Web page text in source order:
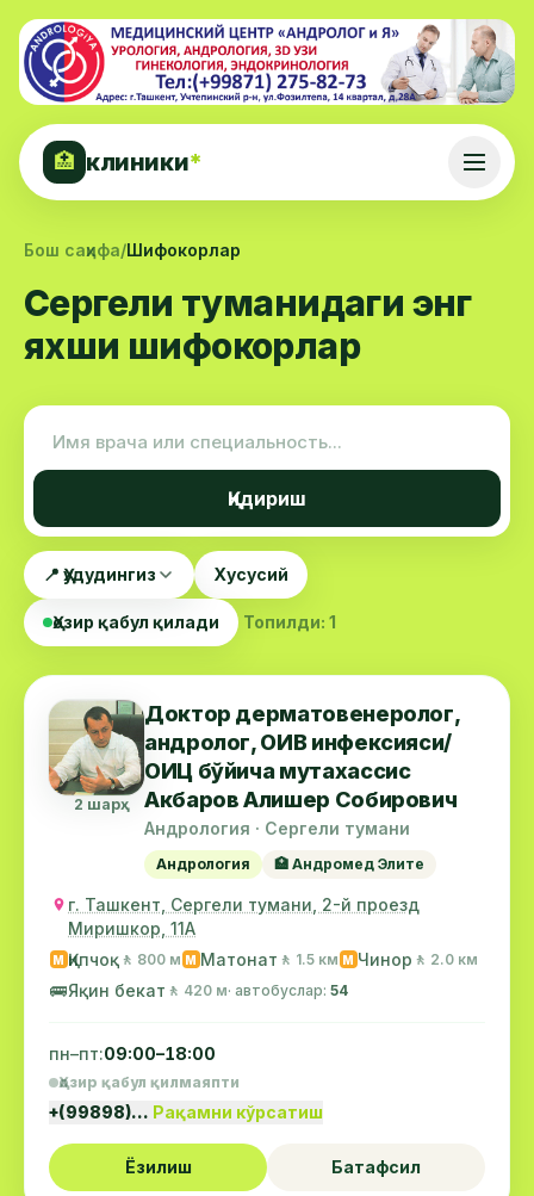
🏥 клиники*
Бош саҳифа/Шифокорлар
Сергели туманидаги энг
яхши шифокорлар
Қидириш
📍 Ҳудудингиз Хусусий
Ҳозир қабул қилади Топилди: 1
2 шарҳ
Доктор дерматовенеролог,
андролог, ОИВ инфексияси/
ОИЦ бўйича мутахассис
Акбаров Алишер Собирович
Андрология · Сергели тумани
Андрология 🏥 Андромед Элите
г. Ташкент, Сергели тумани, 2-й проезд
Миришкор, 11А
М Қипчоқ 🚶 800 м М Матонат 🚶 1.5 км М Чинор 🚶 2.0 км
🚌Яқин бекат 🚶 420 м· автобуслар: 54
пн–пт:09:00–18:00
Ҳозир қабул қилмаяпти
+(99898)… Рақамни кўрсатиш
Ёзилиш Батафсил